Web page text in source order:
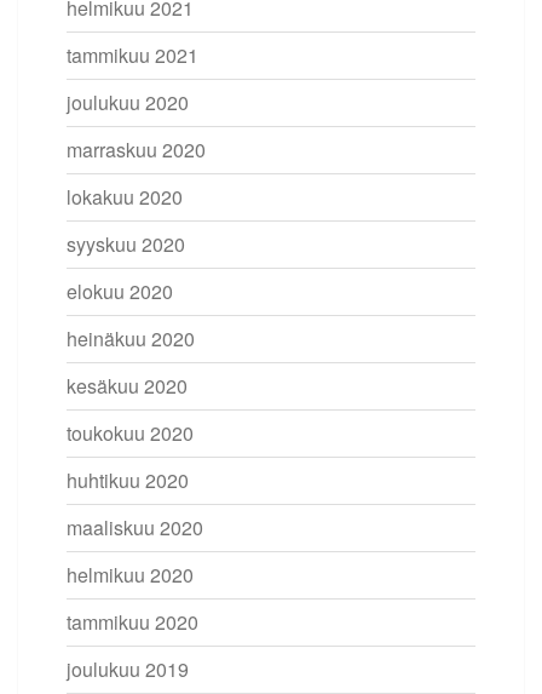
helmikuu 2021
tammikuu 2021
joulukuu 2020
marraskuu 2020
lokakuu 2020
syyskuu 2020
elokuu 2020
heinäkuu 2020
kesäkuu 2020
toukokuu 2020
huhtikuu 2020
maaliskuu 2020
helmikuu 2020
tammikuu 2020
joulukuu 2019